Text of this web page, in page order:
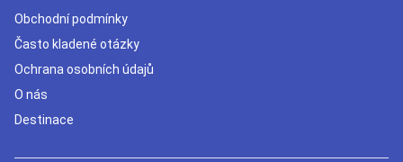
Obchodní podmínky
Často kladené otázky
Ochrana osobních údajů
O nás
Destinace